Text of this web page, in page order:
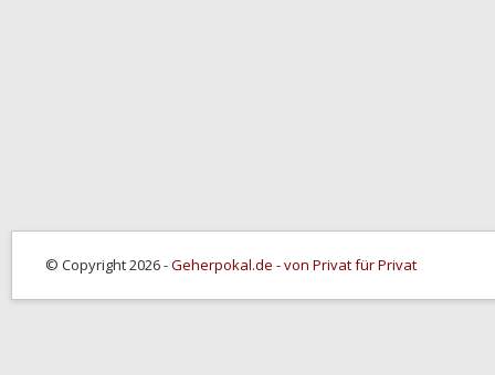
© Copyright 2026 -Geherpokal.de - von Privat für Privat